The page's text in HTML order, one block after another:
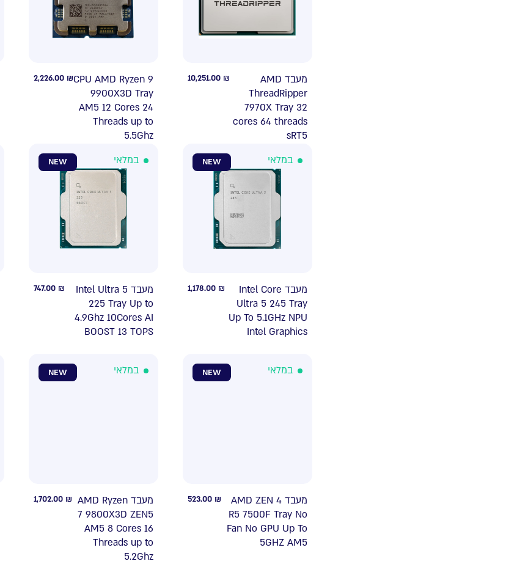
מעבד AMD
ThreadRipper
7970X Tray 32
cores 64 threads
sRT5
10,251.00 ₪
CPU AMD Ryzen 9
9900X3D Tray
AM5 12 Cores 24
Threads up to
5.5Ghz
2,226.00 ₪
NEW במלאי
מעבד Intel Core
Ultra 5 245 Tray
Up To 5.1GHz NPU
Intel Graphics
1,178.00 ₪
NEW במלאי
מעבד Intel Ultra 5
225 Tray Up to
4.9Ghz 10Cores AI
BOOST 13 TOPS
747.00 ₪
NEW במלאי
מעבד AMD ZEN 4
R5 7500F Tray No
Fan No GPU Up To
5GHZ AM5
523.00 ₪
NEW במלאי
מעבד AMD Ryzen
7 9800X3D ZEN5
AM5 8 Cores 16
Threads up to
5.2Ghz
1,702.00 ₪